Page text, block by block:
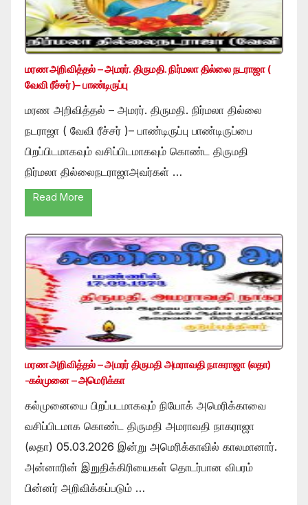
மரண அறிவித்தல் – அமரர். திருமதி. நிர்மலா தில்லை நடராஜா (
வேவி ரீச்சர் )– பாண்டிருப்பு
மரண அறிவித்தல் – அமரர். திருமதி. நிர்மலா தில்லை
நடராஜா ( வேவி ரீச்சர் )– பாண்டிருப்பு பாண்டிருப்பை
பிறப்பிடமாகவும் வசிப்பிடமாகவும் கொண்ட திருமதி
நிர்மலா தில்லைநடராஜாஅவர்கள் …
Read More
மரண அறிவித்தல் – அமரர் திருமதி அமராவதி நாகராஜா (லதா)
-கல்முனை – அமெரிக்கா
கல்முனையை பிறப்படமாகவும் நியோக் அமெரிக்காவை
வசிப்பிடமாக கொண்ட திருமதி அமராவதி நாகராஜா
(லதா) 05.03.2026 இன்று அமெரிக்காவில் காலமானார்.
அன்னாரின் இறுதிக்கிரியைகள் தொடர்பான விபரம்
பின்னர் அறிவிக்கப்படும் …